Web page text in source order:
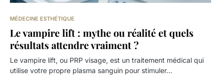
MÉDECINE ESTHÉTIQUE
Le vampire lift : mythe ou réalité et quels
résultats attendre vraiment ?
Le vampire lift, ou PRP visage, est un traitement médical qui
utilise votre propre plasma sanguin pour stimuler…